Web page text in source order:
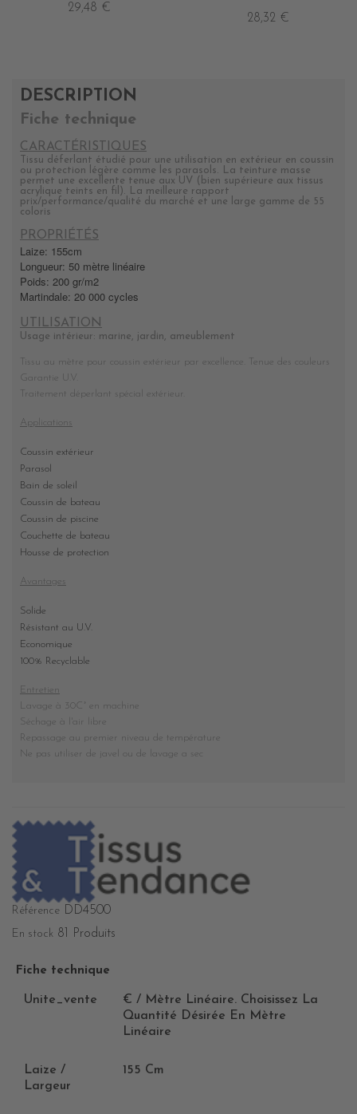
29,48 €
28,32 €
DESCRIPTION
Fiche technique
CARACTÉRISTIQUES
Tissu déferlant étudié pour une utilisation en extérieur en coussin
ou protection légère comme les parasols. La teinture masse
permet une excellente tenue aux UV (bien supérieure aux tissus
acrylique teints en fil). La meilleure rapport
prix/performance/qualité du marché et une large gamme de 55
coloris
PROPRIÉTÉS
Laize: 155cm
Longueur: 50 mètre linéaire
Poids: 200 gr/m2
Martindale: 20 000 cycles
UTILISATION
Usage intérieur: marine, jardin, ameublement
Tissu au mètre pour coussin extérieur par excellence. Tenue des couleurs
Garantie U.V.
Traitement déperlant spécial extérieur.
Applications
Coussin extérieur
Parasol
Bain de soleil
Coussin de bateau
Coussin de piscine
Couchette de bateau
Housse de protection
Avantages
Solide
Résistant au U.V.
Economique
100% Recyclable
Entretien
Lavage à 30C° en machine
Séchage à l'air libre
Repassage au premier niveau de température
Ne pas utiliser de javel ou de lavage a sec
Référence DD4500
En stock 81 Produits
Fiche technique
Unite_vente
€ / Mètre Linéaire. Choisissez La
Quantité Désirée En Mètre
Linéaire
Laize /
Largeur
155 Cm